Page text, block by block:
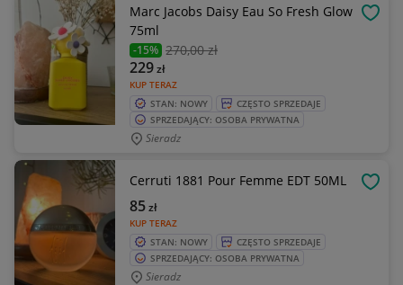
Marc Jacobs Daisy Eau So Fresh Glow
75ml
-15% 270,00 zł
KUP TERAZ
229zł
STAN: NOWY
CZĘSTO SPRZEDAJE
SPRZEDAJĄCY: OSOBA PRYWATNA
Sieradz
Cerruti 1881 Pour Femme EDT 50ML
KUP TERAZ
85zł
STAN: NOWY
CZĘSTO SPRZEDAJE
SPRZEDAJĄCY: OSOBA PRYWATNA
Sieradz